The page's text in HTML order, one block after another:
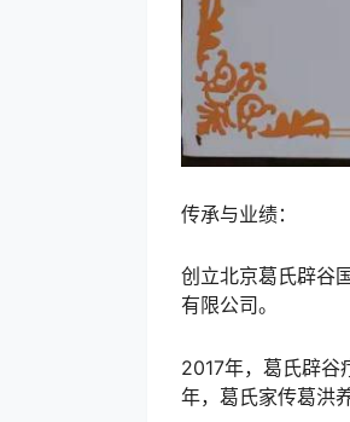
传承与业绩：
创立北京葛氏辟谷
有限公司。
2017年，葛氏辟谷
年，葛氏家传葛洪